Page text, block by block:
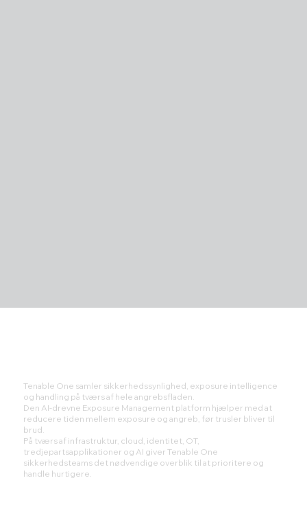
Tenable One samler sikkerhedssynlighed, exposure intelligence
og handling på tværs af hele angrebsfladen.
Den AI-drevne Exposure Management platform hjælper med at
reducere tiden mellem exposure og angreb, før trusler bliver til
brud.
På tværs af infrastruktur, cloud, identitet, OT,
tredjepartsapplikationer og AI giver Tenable One
sikkerhedsteams det nødvendige overblik til at prioritere og
handle hurtigere.